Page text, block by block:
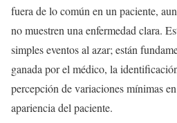
fuera de lo común en un paciente,
no muestren una enfermedad clara.
simples eventos al azar; están
ganada por el médico, la
percepción de variaciones mínimas
apariencia del paciente.